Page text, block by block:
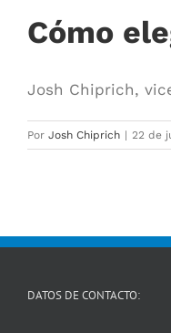
Cómo
Josh Chiprich,
Por Josh Chiprich | 22 de
DATOS DE CONTACTO: